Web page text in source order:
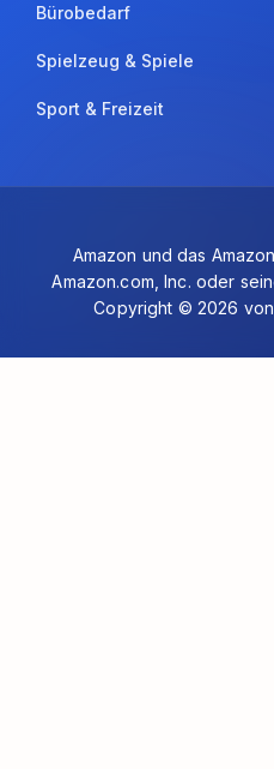
Bürobedarf
Spielzeug & Spiele
Sport & Freizeit
Amazon und das
Amazon.com, Inc. oder
Copyright © 2026